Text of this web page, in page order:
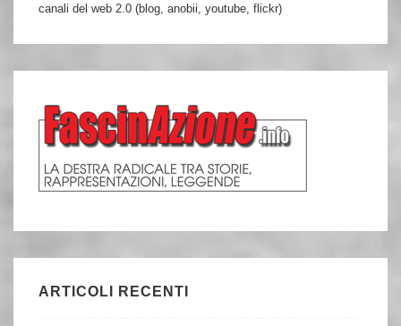
canali del web 2.0 (blog, anobii, youtube, flickr)
ARTICOLI RECENTI